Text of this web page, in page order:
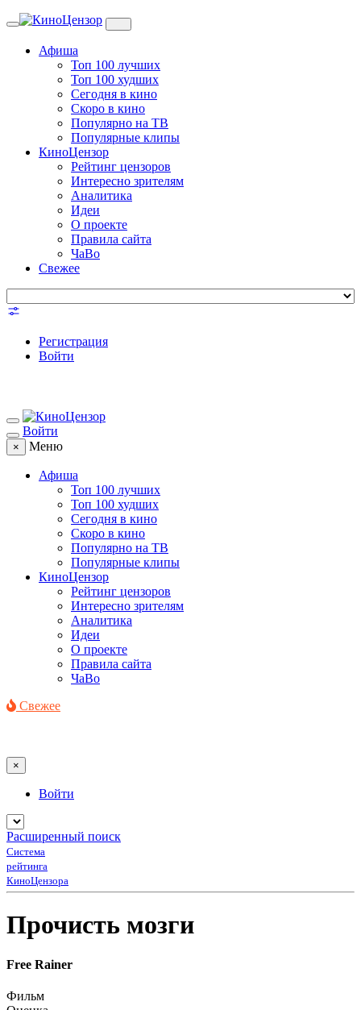
Toggle
Афиша
Топ 100 лучших
Топ 100 худших
Сегодня в кино
Скоро в кино
Популярно на ТВ
Популярные клипы
КиноЦензор
Рейтинг цензоров
Интересно зрителям
Аналитика
Идеи
О проекте
Правила сайта
ЧаВо
Свежее
Регистрация
Войти
Войти
× Меню
Афиша
Топ 100 лучших
Топ 100 худших
Сегодня в кино
Скоро в кино
Популярно на ТВ
Популярные клипы
КиноЦензор
Рейтинг цензоров
Интересно зрителям
Аналитика
Идеи
О проекте
Правила сайта
ЧаВо
Свежее
×
Войти
Расширенный поиск
Система
рейтинга
КиноЦензора
Прочисть мозги
Free Rainer
Фильм